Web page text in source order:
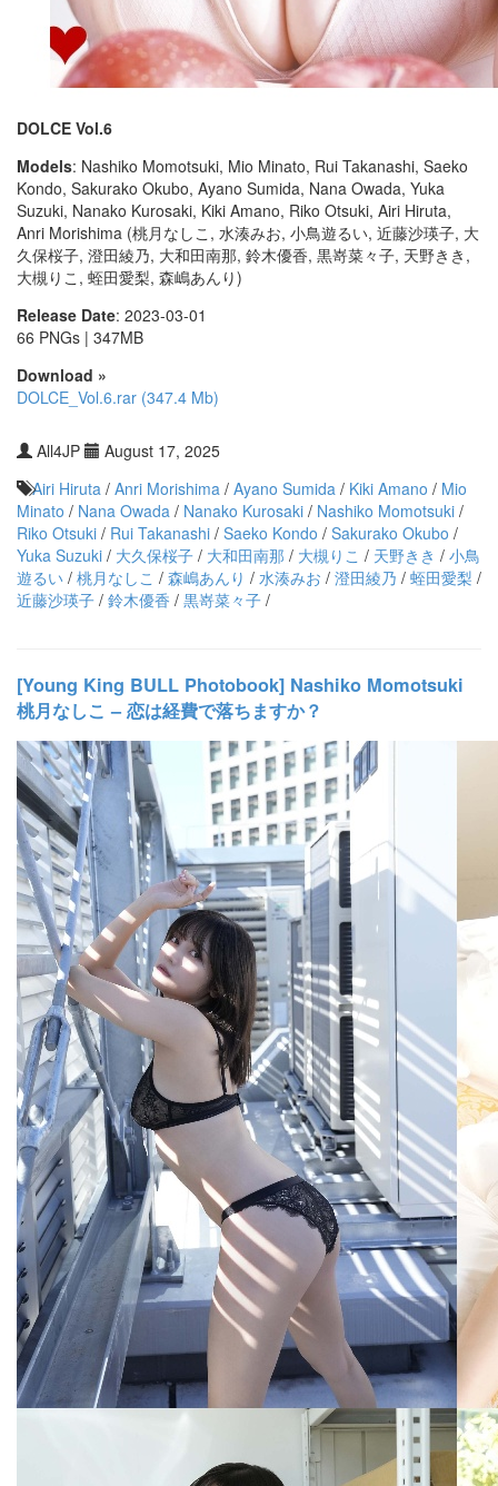
DOLCE Vol.6
Models: Nashiko Momotsuki, Mio Minato, Rui Takanashi, Saeko
Kondo, Sakurako Okubo, Ayano Sumida, Nana Owada, Yuka
Suzuki, Nanako Kurosaki, Kiki Amano, Riko Otsuki, Airi Hiruta,
Anri Morishima (桃月なしこ, 水湊みお, 小鳥遊るい, 近藤沙瑛子, 大
久保桜子, 澄田綾乃, 大和田南那, 鈴木優香, 黒嵜菜々子, 天野きき,
大槻りこ, 蛭田愛梨, 森嶋あんり)
Release Date: 2023-03-01
66 PNGs | 347MB
Download »
DOLCE_Vol.6.rar (347.4 Mb)
All4JP
August 17, 2025
Airi Hiruta / Anri Morishima / Ayano Sumida / Kiki Amano / Mio
Minato / Nana Owada / Nanako Kurosaki / Nashiko Momotsuki /
Riko Otsuki / Rui Takanashi / Saeko Kondo / Sakurako Okubo /
Yuka Suzuki / 大久保桜子 / 大和田南那 / 大槻りこ / 天野きき / 小鳥
遊るい / 桃月なしこ / 森嶋あんり / 水湊みお / 澄田綾乃 / 蛭田愛梨 /
近藤沙瑛子 / 鈴木優香 / 黒嵜菜々子 /
[Young King BULL Photobook] Nashiko Momotsuki
桃月なしこ – 恋は経費で落ちますか？